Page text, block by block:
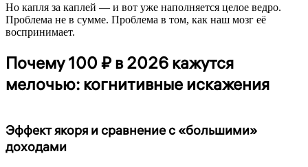
Но капля за каплей — и вот уже наполняется целое ведро.
Проблема не в сумме. Проблема в том, как наш мозг её
воспринимает.
Почему 100 ₽ в 2026 кажутся
мелочью: когнитивные искажения
Эффект якоря и сравнение с «большими»
доходами